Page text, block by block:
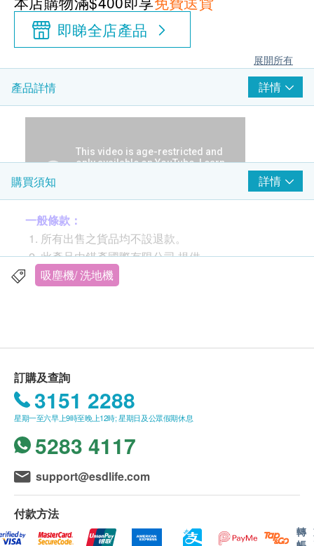
即睇全店產品
展開所有
產品詳情 詳情
購買須知 詳情
一般條款：
所有出售之貨品均不設退款。
此產品由錤彥國際有限公司 提供。
如有任何爭議，錤彥國際有限公司 及健康網購
加HK$50運費。
我們將於確定訂單後3-5個工作天內安排發貨。
不排除運送時間會因節日而有所影響。當八號烈風
訊號懸掛或黑色暴雨警告生效時，送貨服務時間將
會延遲。
所有訂單須視乎相關貨品的供應情況再作最後確
認。倘若健康網購health.ESDlife未能提供任何訂
單上的貨品，健康網購health.ESDlife有權拒絕接
受該訂單，並且會於送貨前透過電話或電郵通知顧
吸塵機/ 洗地機
訂購及查詢
3151 2288
星期一至六早上9時至晚上12時; 星期日及公眾假期休息
5283 4117
support@esdlife.com
付款方法
轉